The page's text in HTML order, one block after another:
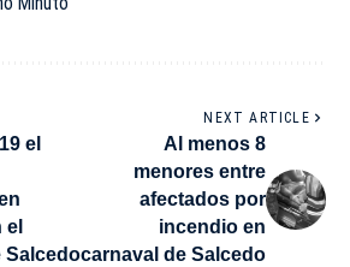
el
Salcedo
NEXT ARTICLE
Al menos 8
menores entre
afectados por
incendio en
carnaval de Salcedo